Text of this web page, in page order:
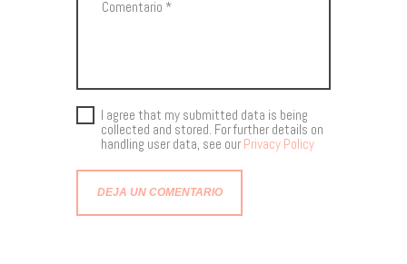
I agree that my submitted data is being
collected and stored. For further details on
handling user data, see our Privacy Policy